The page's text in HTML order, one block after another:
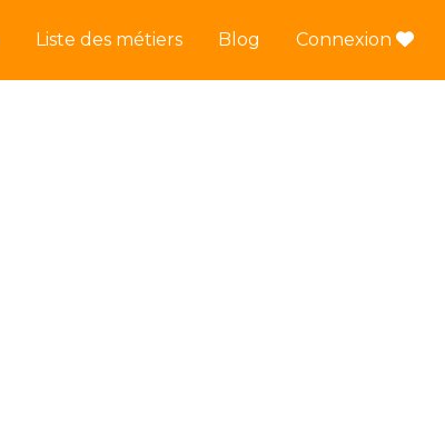
Liste des métiers Blog Connexion